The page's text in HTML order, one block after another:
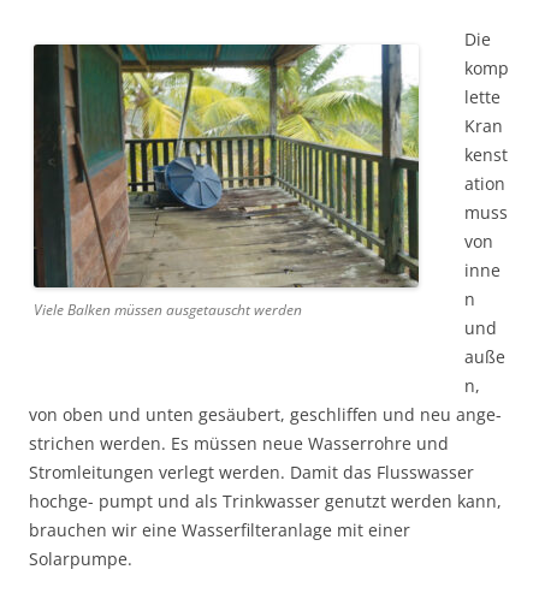
Viele Balken müssen ausgetauscht werden
Die
komp
lette
Kran
kenst
ation
muss
von
inne
n
und
auße
n,
von oben und unten gesäubert, geschliffen und neu ange-
strichen werden. Es müssen neue Wasserrohre und
Stromleitungen verlegt werden. Damit das Flusswasser
hochge- pumpt und als Trinkwasser genutzt werden kann,
brauchen wir eine Wasserfilteranlage mit einer
Solarpumpe.